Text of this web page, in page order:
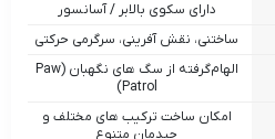
دارای سکوی بالابر / آسانسور
ساختنی، نقش‌ آفرینی، سرگرمی حرکتی
الهام‌گرفته از سگ‌ های نگهبان (Paw
Patrol)
امکان ساخت ترکیب‌ های مختلف و
چیدمان متنوع